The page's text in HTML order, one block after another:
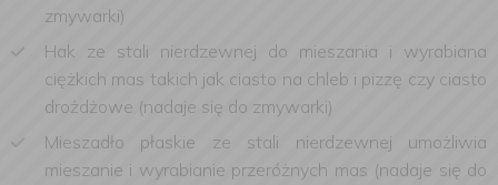
zmywarki)
Hak ze stali nierdzewnej do mieszania i wyrabiana
ciężkich mas takich jak ciasto na chleb i pizzę czy ciasto
drożdżowe (nadaje się do zmywarki)
Mieszadło płaskie ze stali nierdzewnej umożliwia
mieszanie i wyrabianie przeróżnych mas (nadaje się do